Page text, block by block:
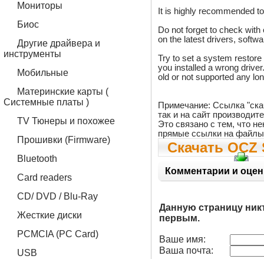
Мониторы
Биос
Другие драйвера и
инструменты
Мобильные
Материнские карты (
Системные платы )
TV Тюнеры и похожее
Прошивки (Firmware)
Bluetooth
Card readers
CD/ DVD / Blu-Ray
Жесткие диски
PCMCIA (PC Card)
USB
It is highly recommended
Do not forget to check
on the latest drivers,
Try to set a system
you installed a wrong
old or not supported any
Примечание: Ссылка
так и на сайт
Это связано с тем, что
прямые ссылки на
Скачать
Vista x86
Комментарии и
Данную страницу
первым.
Ваше имя:
Ваша почта: